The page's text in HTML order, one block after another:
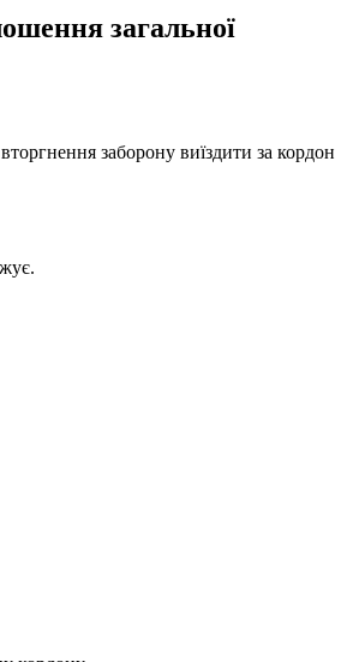
загальної
заборону виїздити за кордон